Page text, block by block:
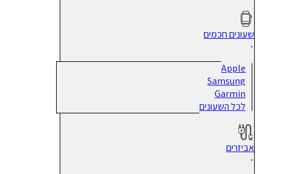
שעונים חכמים
Apple
Samsung
Garmin
לכל השעונים
אביזרים